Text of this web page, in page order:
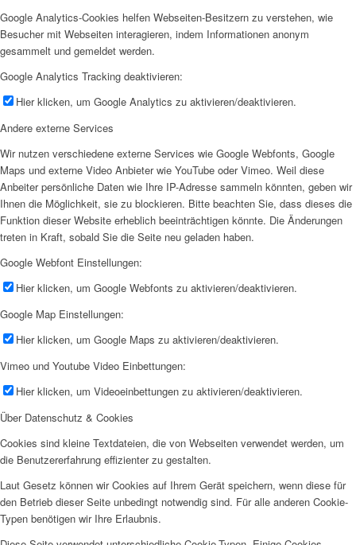
Google Analytics-Cookies helfen Webseiten-Besitzern zu verstehen, wie
Besucher mit Webseiten interagieren, indem Informationen anonym
gesammelt und gemeldet werden.
Google Analytics Tracking deaktivieren:
Hier klicken, um Google Analytics zu aktivieren/deaktivieren.
Andere externe Services
Wir nutzen verschiedene externe Services wie Google Webfonts, Google
Maps und externe Video Anbieter wie YouTube oder Vimeo. Weil diese
Anbeiter persönliche Daten wie Ihre IP-Adresse sammeln könnten, geben wir
Ihnen die Möglichkeit, sie zu blockieren. Bitte beachten Sie, dass dieses die
Funktion dieser Website erheblich beeinträchtigen könnte. Die Änderungen
treten in Kraft, sobald Sie die Seite neu geladen haben.
Google Webfont Einstellungen:
Hier klicken, um Google Webfonts zu aktivieren/deaktivieren.
Google Map Einstellungen:
Hier klicken, um Google Maps zu aktivieren/deaktivieren.
Vimeo und Youtube Video Einbettungen:
Hier klicken, um Videoeinbettungen zu aktivieren/deaktivieren.
Über Datenschutz & Cookies
Cookies sind kleine Textdateien, die von Webseiten verwendet werden, um
die Benutzererfahrung effizienter zu gestalten.
Laut Gesetz können wir Cookies auf Ihrem Gerät speichern, wenn diese für
den Betrieb dieser Seite unbedingt notwendig sind. Für alle anderen Cookie-
Typen benötigen wir Ihre Erlaubnis.